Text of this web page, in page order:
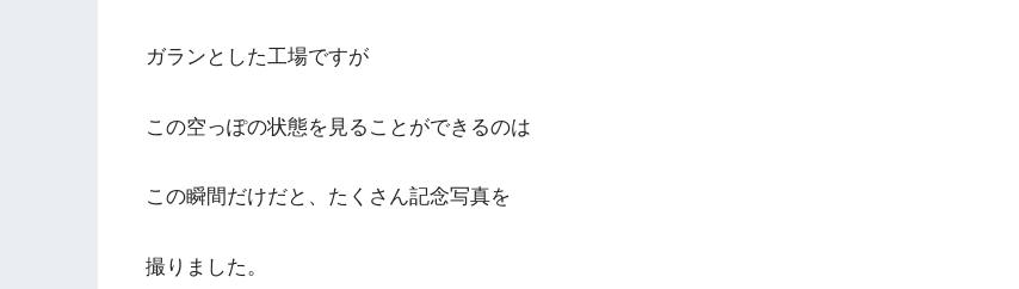
ガランとした工場ですが
この空っぽの状態を見ることができるのは
この瞬間だけだと、たくさん記念写真を
撮りました。